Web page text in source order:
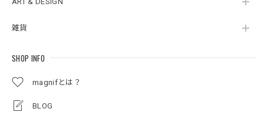
雑貨
SHOP INFO
magnifとは？
BLOG